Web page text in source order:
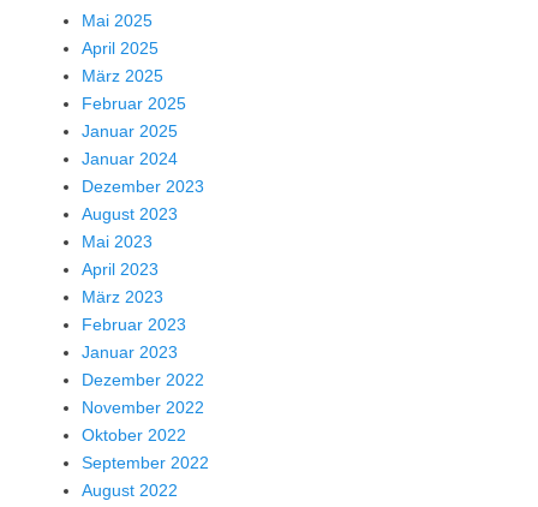
Mai 2025
April 2025
März 2025
Februar 2025
Januar 2025
Januar 2024
Dezember 2023
August 2023
Mai 2023
April 2023
März 2023
Februar 2023
Januar 2023
Dezember 2022
November 2022
Oktober 2022
September 2022
August 2022